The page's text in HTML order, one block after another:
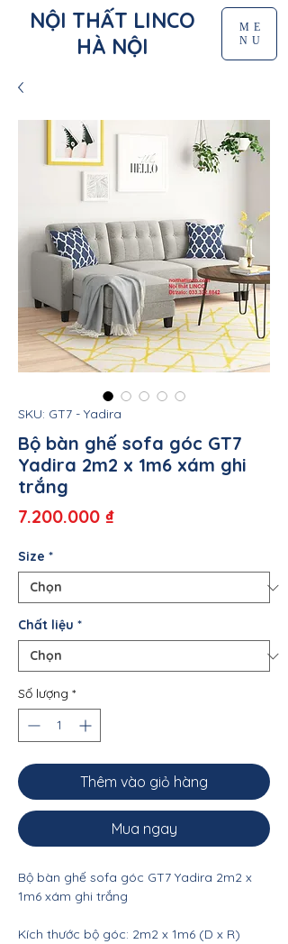
NỘI THẤT LINCO
HÀ NỘI
ME
NU
SKU: GT7 - Yadira
Bộ bàn ghế sofa góc GT7
Yadira 2m2 x 1m6 xám ghi
trắng
7.200.000 ₫Giá
Size *
Chất liệu *
Số lượng *
Thêm vào giỏ hàng
Mua ngay
Bộ bàn ghế sofa góc GT7 Yadira 2m2 x
1m6 xám ghi trắng
Kích thước bộ góc: 2m2 x 1m6 (D x R)